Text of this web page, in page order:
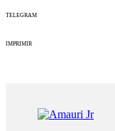
TELEGRAM
IMPRIMIR